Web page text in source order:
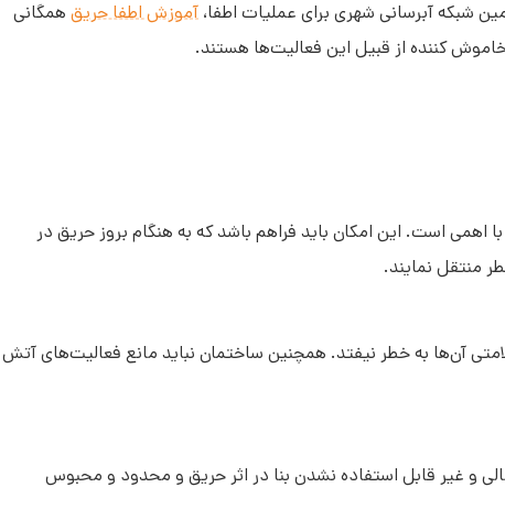
شبکه آبرسانی شهری برای عملیات اطفا، آموزش اطفا حریق همگانی
کننده از قبیل این فعالیت‌ها هستند.
است. این امکان باید فراهم باشد که به هنگام بروز حریق در
منتقل نمایند.
آن‌ها به خطر نیفتد. همچنین ساختمان نباید مانع فعالیت‌های آتش
و غیر قابل استفاده نشدن بنا در اثر حریق و محدود و محبوس